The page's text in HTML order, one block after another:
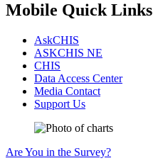
Mobile Quick Links
AskCHIS
ASKCHIS NE
CHIS
Data Access Center
Media Contact
Support Us
Are You in the Survey?